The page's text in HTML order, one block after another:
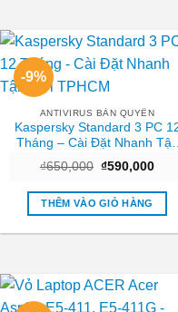
-9%
ANTIVIRUS BẢN QUYỀN
Kaspersky Standard 3 PC
Tháng – Cài Đặt Nhanh Tận
Nơi TPHCM
₫650,000 Giá
là:
₫650,000.
₫590,000Giá
tại
THÊM VÀO GIỎ HÀNG